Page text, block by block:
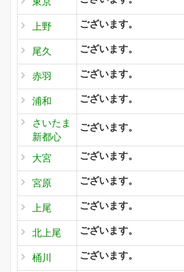
上野 ございます。
尾久 ございます。
赤羽 ございます。
浦和 ございます。
さいたま
新都心
ございます。
大宮 ございます。
宮原 ございます。
上尾 ございます。
北上尾 ございます。
桶川 ございます。